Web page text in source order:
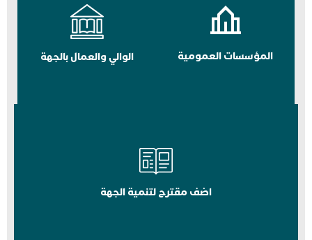
المؤسسات العمومية الوالي والعمال بالجهة
اضف مقترح لتنمية الجهة